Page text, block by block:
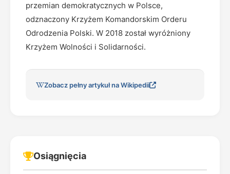
przemian demokratycznych w Polsce,
odznaczony Krzyżem Komandorskim Orderu
Odrodzenia Polski. W 2018 został wyróżniony
Krzyżem Wolności i Solidarności.
Zobacz pełny artykuł na Wikipedii
Osiągnięcia